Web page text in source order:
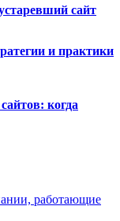
сайт
и практики
когда
работающие